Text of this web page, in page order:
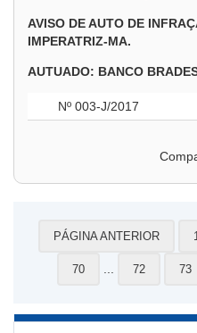
AVISO DE AUTO DE
IMPERATRIZ-MA.
AUTUADO: BANCO
Nº 003-J/2017
PÁGINA ANTERIOR 1
70 72 73